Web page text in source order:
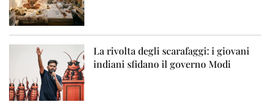
La rivolta degli scarafaggi: i giovani
indiani sfidano il governo Modi